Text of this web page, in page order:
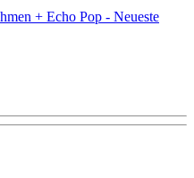
+ Echo Pop - Neueste